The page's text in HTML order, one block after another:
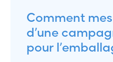
Comment
d’une
pour